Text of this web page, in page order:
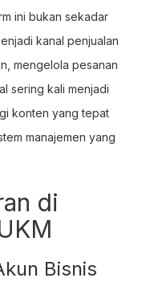
ini bukan sekadar
kanal penjualan
mengelola pesanan
sering kali menjadi
konten yang tepat
manajemen yang
di
Bisnis